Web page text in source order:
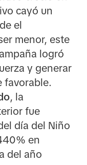
cayó un
el
menor, este
logró
y generar
favorable.
, la
fue
día del Niño
en
del año